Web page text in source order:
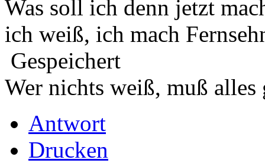
Was soll ich denn jetzt
ich weiß, ich mach
Gespeichert
Wer nichts weiß, muß alles
Antwort
Drucken